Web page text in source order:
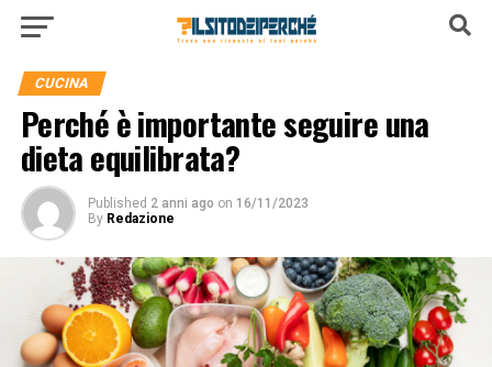
CUCINA
Perché è importante seguire una
dieta equilibrata?
Published 2 anni ago on 16/11/2023
By Redazione